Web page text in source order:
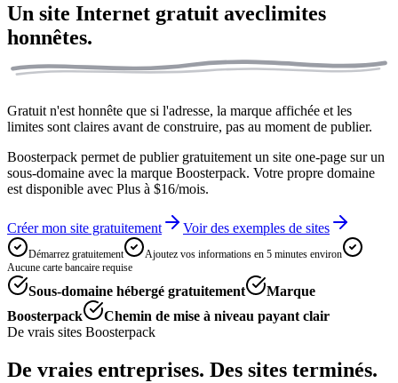
Un site Internet gratuit aveclimites
honnêtes.
Gratuit n'est honnête que si l'adresse, la marque affichée et les
limites sont claires avant de construire, pas au moment de publier.
Boosterpack permet de publier gratuitement un site one-page sur un
sous-domaine avec la marque Boosterpack. Votre propre domaine
est disponible avec Plus à $16/mois.
Créer mon site gratuitement Voir des exemples de sites
Démarrez gratuitement
Ajoutez vos informations en 5 minutes environ
Aucune carte bancaire requise
Sous-domaine hébergé gratuitement
Marque
Boosterpack
Chemin de mise à niveau payant clair
De vrais sites Boosterpack
De vraies entreprises. Des sites terminés.